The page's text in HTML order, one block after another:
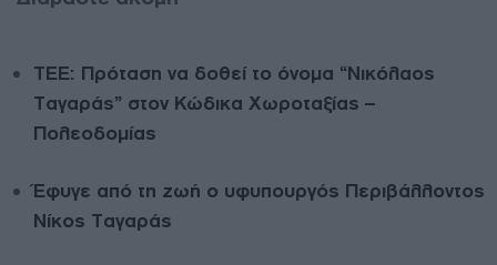
ΤΕΕ: Πρόταση να δοθεί το όνομα “Νικόλαος
Ταγαράς” στον Κώδικα Χωροταξίας –
Πολεοδομίας
Έφυγε από τη ζωή ο υφυπουργός Περιβάλλοντος
Νίκος Ταγαράς